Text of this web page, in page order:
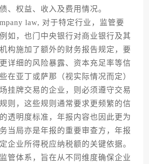
、权益、收入及费用情况。
law, 对于特定行业，监管要
如，也门中央银行对商业银行及其
构施加了额外的财务报告规定，要
详细的风险暴露、资本充足率等信
在亚丁或萨那（视实际情况而定）
挂牌交易的企业，则必须遵守交易
则，这些规则通常要求更频繁的信
透明度标准，年报内容也因此更为
当局亦是年报的重要审查方，年报
企业所得税应纳税额的关键依据。
管体系，旨在从不同维度确保企业